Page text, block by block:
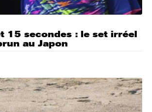
15 secondes : le set irréel
au Japon